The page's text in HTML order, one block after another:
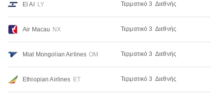
El Al LY Τερματικό 3 Διεθνής
Air Macau NX Τερματικό 3 Διεθνής
Miat Mongolian Airlines OM Τερματικό 3 Διεθνής
Ethiopian Airlines ET Τερματικό 3 Διεθνής